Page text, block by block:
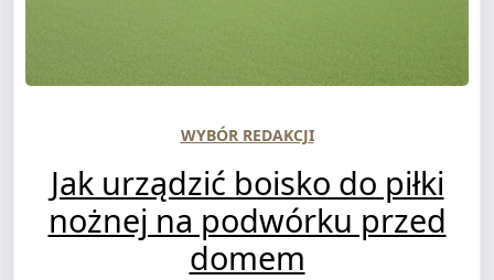
WYBÓR REDAKCJI
Jak urządzić boisko do piłki
nożnej na podwórku przed
domem